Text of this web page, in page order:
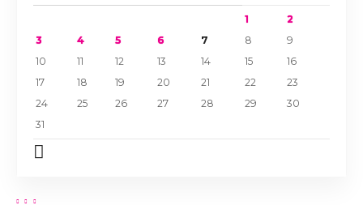
1
2
3
4 5 6 7 8
9
10
11 12 13 14 15
16
17
18 19 20 21 22
23
24
25 26 27 28 29
30
31